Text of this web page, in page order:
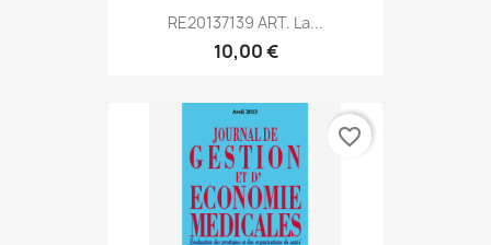
RE20137139 ART. La...
10,00 €
favorite_border